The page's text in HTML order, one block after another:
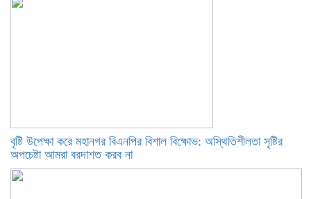
বৃষ্টি উপেক্ষা করে মহানগর বিএনপির বিশাল বিক্ষোভ: অস্থিতিশীলতা সৃষ্টির
অপচেষ্টা আমরা বরদাশত করব না